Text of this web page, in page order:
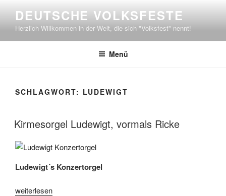
springen
DEUTSCHE VOLKSFESTE
Herzlich Willkommen in der Welt, die sich "Volksfest" nennt!
Menü
SCHLAGWORT: LUDEWIGT
Kirmesorgel Ludewigt, vormals Ricke
Ludewigt´s Konzertorgel
„Kirmesorgel
weiterlesen